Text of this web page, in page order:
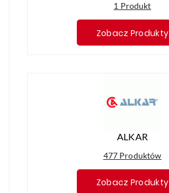
1 Produkt
Zobacz Produkty
ALKAR
477 Produktów
Zobacz Produkty